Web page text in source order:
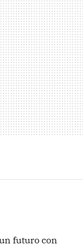
futuro con